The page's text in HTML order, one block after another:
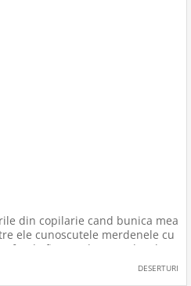
din copilarie cand bunica mea
ele cunoscutele merdenele cu
de fiecare data cand ea le
direct din cuptor, pentru ca
DESERTURI